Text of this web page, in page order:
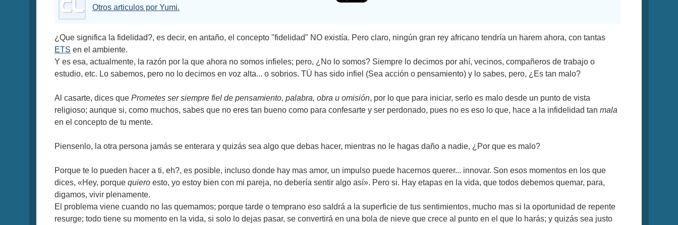
Otros articulos por Yumi.
¿Que significa la fidelidad?, es decir, en antaño, el concepto "fidelidad" NO existía. Pero claro, ningún gran rey africano tendría un harem ahora, con tantas
ETS en el ambiente.
Y es esa, actualmente, la razón por la que ahora no somos infieles; pero, ¿No lo somos? Siempre lo decimos por ahí, vecinos, compañeros de trabajo o
estudio, etc. Lo sabemos, pero no lo decimos en voz alta... o sobrios. TÚ has sido infiel (Sea acción o pensamiento) y lo sabes, pero, ¿Es tan malo?
Al casarte, dices que Prometes ser siempre fiel de pensamiento, palabra, obra u omisión, por lo que para iniciar, serlo es malo desde un punto de vista
religioso; aunque si, como muchos, sabes que no eres tan bueno como para confesarte y ser perdonado, pues no es eso lo que, hace a la infidelidad tan mala
en el concepto de tu mente.
Piensenlo, la otra persona jamás se enterara y quizás sea algo que debas hacer, mientras no le hagas daño a nadie, ¿Por que es malo?
Porque te lo pueden hacer a ti, eh?, es posible, incluso donde hay mas amor, un impulso puede hacernos querer... innovar. Son esos momentos en los que
dices, «Hey, porque quiero esto, yo estoy bien con mi pareja, no debería sentir algo así». Pero si. Hay etapas en la vida, que todos debemos quemar, para,
digamos, vivir plenamente.
El problema viene cuando no las quemamos; porque tarde o temprano eso saldrá a la superficie de tus sentimientos, mucho mas si la oportunidad de repente
resurge; todo tiene su momento en la vida, si solo lo dejas pasar, se convertirá en una bola de nieve que crece al punto en el que lo harás; y quizás sea justo